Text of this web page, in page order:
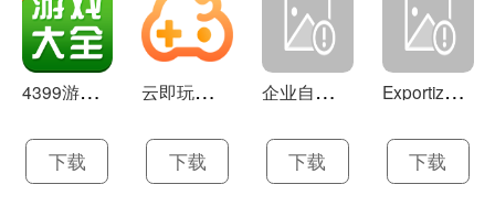
产部队的建筑等等，各自都有它们独一无二的功能。
使用方法：
鼠标左键单击-选定单位，建筑，按下命令的按钮，指定作
用目标.
4
399游戏盒 官方下载 7.9.1
下载
云
即玩游戏盒 1.0.5.4
下载
企
业自助建站系统 9.0
下载
E
xportizer 9.0.8
下载